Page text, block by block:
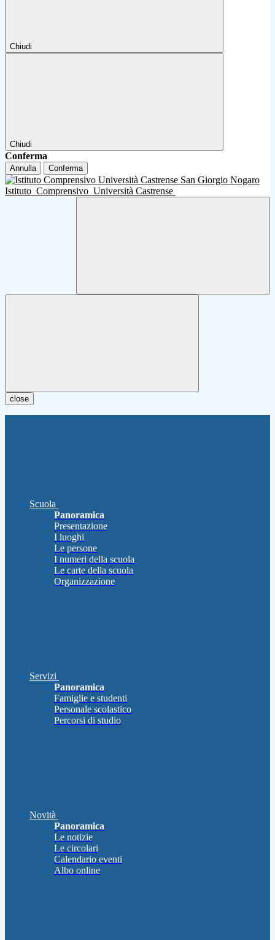
Chiudi
Chiudi
Conferma
Annulla Conferma
Istituto Comprensivo Università Castrense
close
Scuola
Panoramica
Presentazione
I luoghi
Le persone
I numeri della scuola
Le carte della scuola
Organizzazione
Servizi
Panoramica
Famiglie e studenti
Personale scolastico
Percorsi di studio
Novità
Panoramica
Le notizie
Le circolari
Calendario eventi
Albo online